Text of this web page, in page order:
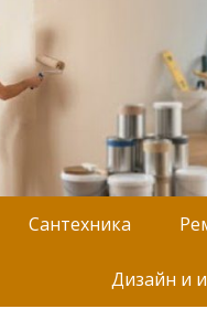
Сантехника
Дизайн и